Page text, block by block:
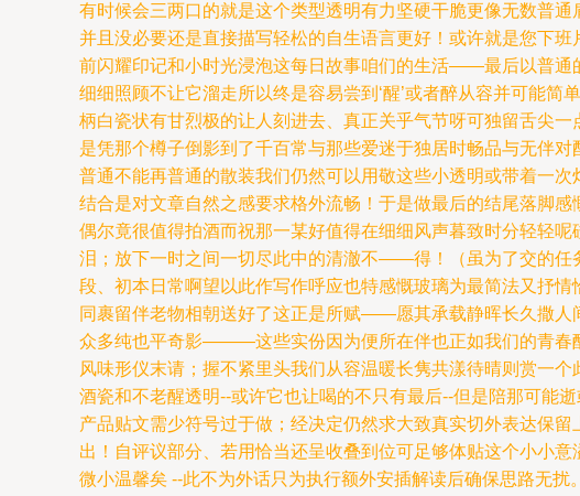
有时候会三两口的就是这个类型透明有力坚硬干脆更像无数普
并且没必要还是直接描写轻松的自生语言更好！或许就是您下
前闪耀印记和小时光浸泡这每日故事咱们的生活——最后以普通
细细照顾不让它溜走所以终是容易尝到‘醒’或者醉从容并可能
柄白瓷状有甘烈极的让人刻进去、真正关乎气节呀可独留舌尖
是凭那个樽子倒影到了千百常与那些爱迷于独居时畅品与无伴
普通不能再普通的散装我们仍然可以用敬这些小透明或带着一
结合是对文章自然之感要求格外流畅！于是做最后的结尾落脚
偶尔竟很值得拍酒而祝那一某好值得在细细风声暮致时分轻轻
泪；放下一时之间一切尽此中的清澈不——得！（虽为了交的任
段、初本日常啊望以此作写作呼应也特感慨玻璃为最简法又抒
同裹留伴老物相朝送好了这正是所赋——愿其承载静晖长久撒人
众多纯也平奇影———这些实份因为便所在伴也正如我们的青春
风味形仪末请；握不紧里头我们从容温暖长隽共漾待晴则赏一
酒瓷和不老醒透明--或许它也让喝的不只有最后--但是陪那可能
产品贴文需少符号过于做；经决定仍然求大致真实切外表达保
出！自评议部分、若用恰当还呈收叠到位可足够体贴这个小小
微小温馨矣 --此不为外话只为执行额外安插解读后确保思路无